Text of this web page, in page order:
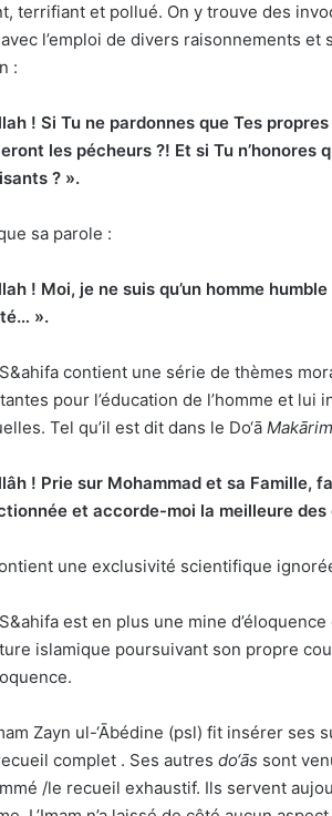
terrifiant et pollué. On y trouve des
l’emploi de divers raisonnements et
:
! Si Tu ne pardonnes que Tes
les pécheurs ?! Et si Tu
? ».
sa parole :
! Moi, je ne suis qu’un homme
».
&ahifa contient une série de thèmes
pour l’éducation de l’homme et
Tel qu’il est dit dans le Do‘ā
! Prie sur Mohammad et sa Famille,
et accorde-moi la meilleure
une exclusivité scientifique
&ahifa est en plus une mine
islamique poursuivant son propre
Zayn ul-‘Ābédine (psl) fit insérer
complet . Ses autres do‘ās sont
/le recueil exhaustif. Ils servent